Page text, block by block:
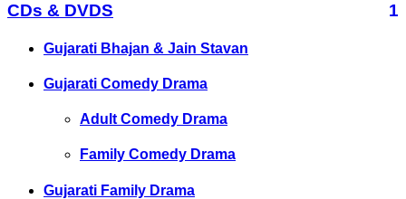
CDs & DVDS 1
Gujarati Bhajan & Jain Stavan
Gujarati Comedy Drama
Adult Comedy Drama
Family Comedy Drama
Gujarati Family Drama